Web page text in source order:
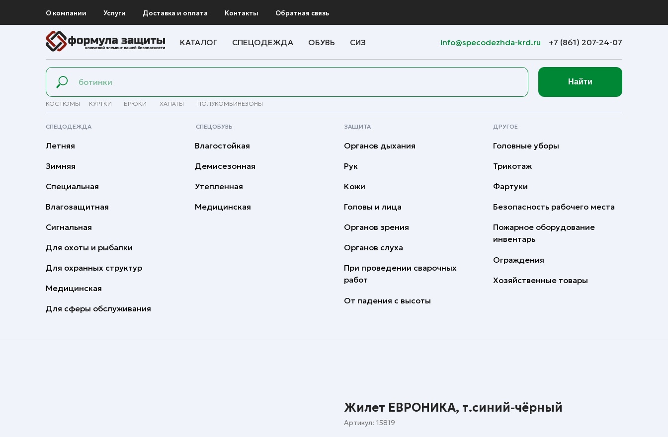
О компании Услуги Доставка и оплата Контакты Обратная связь
КАТАЛОГ СПЕЦОДЕЖДА ОБУВЬ СИЗ info@specodezhda-krd.ru +7 (861) 207-24-07
Найти
ПОЛУКОМБИНЕЗОНЫ
ХАЛАТЫ
БРЮКИ
КОСТЮМЫ КУРТКИ
Летняя
Для охранных структур
Влагостойкая Органов дыхания
Зимняя
Головные уборы
Медицинская
Рук
Специальная
Трикотаж
Головы и лица
Кожи
Влагозащитная
Фартуки
Органов зрения
Безопасность рабочего места
Сигнальная
Для охоты и рыбалки
При проведении сварочных
работ
Пожарное оборудование
инвентарь
Медицинская
Демисезонная
Органов слуха
Ограждения
Для сферы обслуживания
Утепленная
От падения с высоты
Хозяйственные товары
СПЕЦОДЕЖДА СПЕЦОБУВЬ ЗАЩИТА ДРУГОЕ
Жилет ЕВРОНИКА, т.синий-чёрный
Артикул: 15819